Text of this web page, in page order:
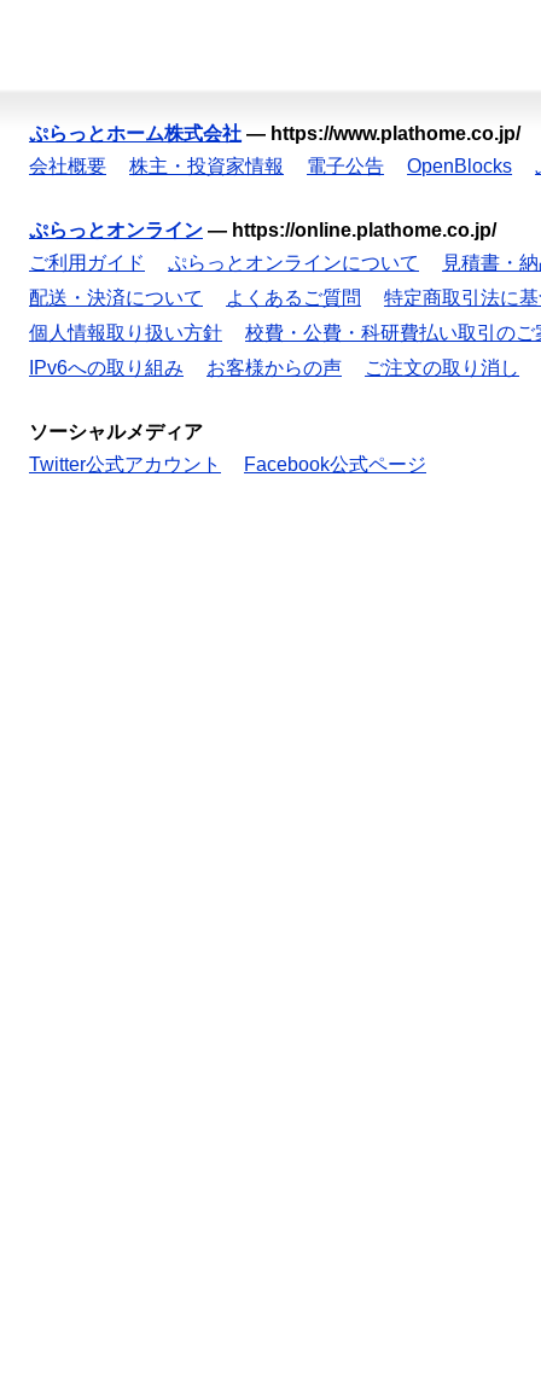
ぷらっとホーム株式会社 — https://www.plathome.co.jp/
会社概要
株主・投資家情報 電子公告 OpenBlocks
ぷらっとオンライン — https://online.plathome.co.jp/
ご利用ガイド
ぷらっとオンラインについて
見積書・
配送・決済について
よくあるご質問
特定商取引法に
個人情報取り扱い方針
校費・公費・科研費払い取引のご
IPv6への取り組み
お客様からの声 ご注文の取り消し
ソーシャルメディア
Twitter公式アカウント
Facebook公式ページ